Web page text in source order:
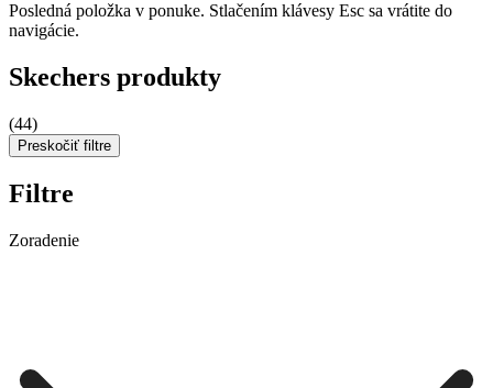
Posledná položka v ponuke. Stlačením klávesy Esc sa vrátite do
navigácie.
Skechers produkty
(44)
Preskočiť filtre
Filtre
Zoradenie